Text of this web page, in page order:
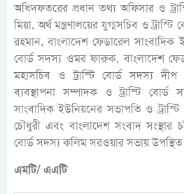
অধিদফতরের প্রধান তথ্য অফিসার ও
মিয়া, অর্থ মন্ত্রণালয়ের যুগ্মসচিব ও
রহমান, বাংলাদেশ ফেডারেল সাংবাদিক
বোর্ড সদস্য ওমর ফারুক, বাংলাদেশ
মহাসচিব ও ট্রাস্টি বোর্ড সদস্য
ব্যবস্থাপনা সম্পাদক ও ট্রাস্টি
সাংবাদিক ইউনিয়নের সভাপতি ও
চৌধুরী এবং বাংলাদেশ সংবাদ সংস্থার
বোর্ড সদস্য কলিম সরওয়ার সভায় উপস্থিত
এমটি/ এএটি